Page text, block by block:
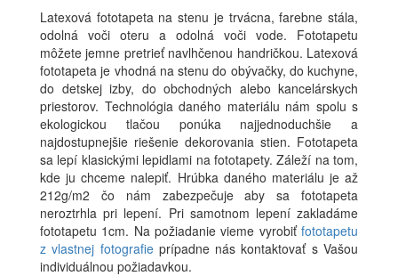
Latexová fototapeta na stenu je trvácna, farebne stála,
odolná voči oteru a odolná voči vode. Fototapetu
môžete jemne pretrieť navlhčenou handričkou. Latexová
fototapeta je vhodná na stenu do obývačky, do kuchyne,
do detskej izby, do obchodných alebo kancelárskych
priestorov. Technológia daného materiálu nám spolu s
ekologickou tlačou ponúka najjednoduchšie a
najdostupnejšie riešenie dekorovania stien. Fototapeta
sa lepí klasickými lepidlami na fototapety. Záleží na tom,
kde ju chceme nalepiť. Hrúbka daného materiálu je až
212g/m2 čo nám zabezpečuje aby sa fototapeta
neroztrhla pri lepení. Pri samotnom lepení zakladáme
fototapetu 1cm. Na požiadanie vieme vyrobiť fototapetu
z vlastnej fotografieprípadne nás kontaktovať s Vašou
individuálnou požiadavkou.